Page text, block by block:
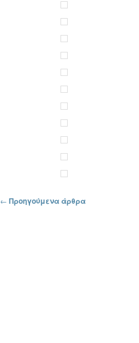
Πλοήγηση στα άρθρα
← Προηγούμενα άρθρα